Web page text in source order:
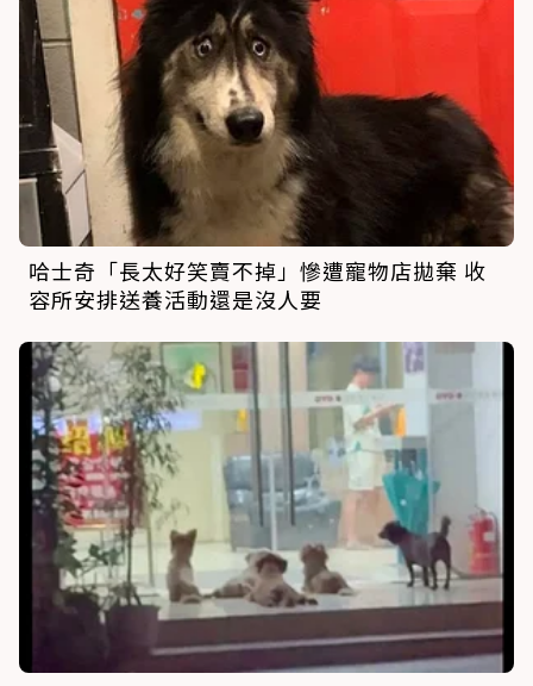
哈士奇「長太好笑賣不掉」慘遭寵物店拋棄 收
容所安排送養活動還是沒人要